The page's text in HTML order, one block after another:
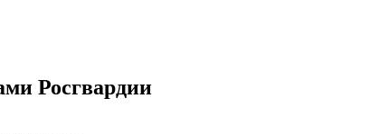
Росгвардии